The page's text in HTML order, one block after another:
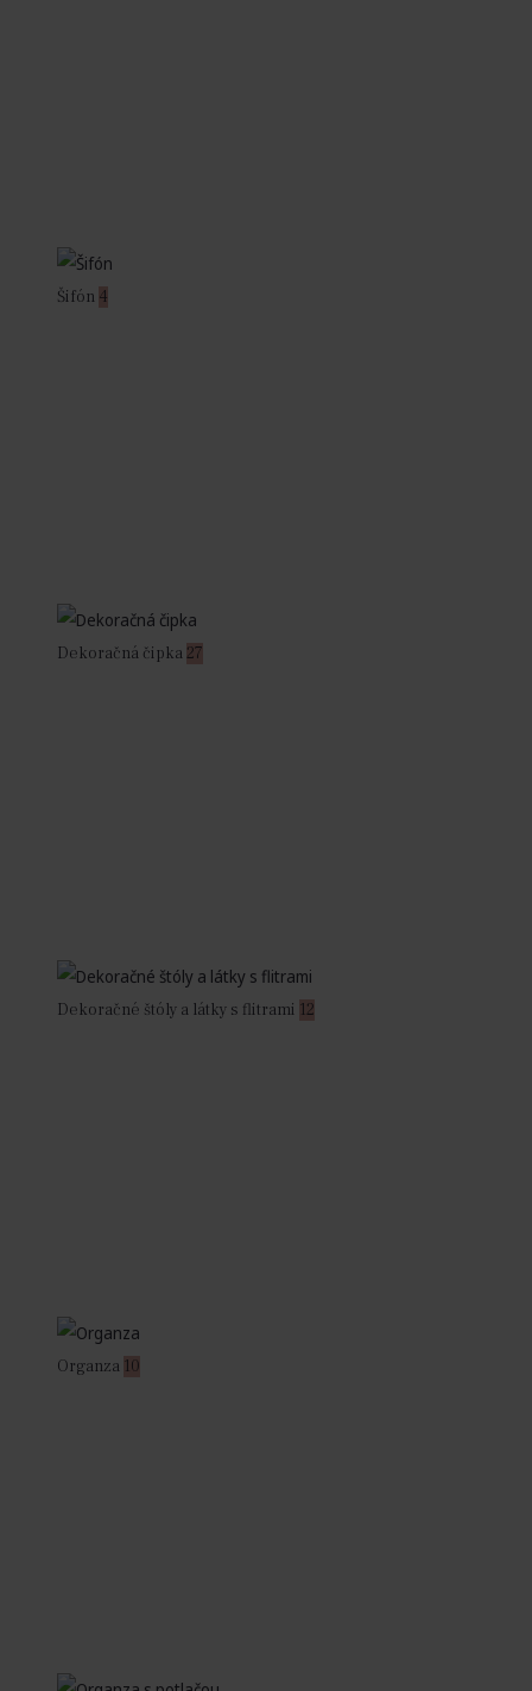
Šifón 4
Dekoračná čipka 27
Dekoračné štóly a látky s flitrami 12
Organza 10